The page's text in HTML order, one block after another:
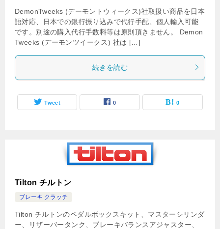
DemonTweeks (デーモントウィークス)社取扱い商品を日本
語対応、日本での銀行振り込みで代行手配、個人輸入可能
です。別途の購入代行手数料等は原則頂きません。 Demon
Tweeks (デーモンツイークス) 社は […]
続きを読む
Tweet 0 0
Tilton チルトン
ブレーキ クラッチ
Tilton チルトンのペダルボックスキット、マスターシリンダ
ー、リザーバータンク、ブレーキバランスアジャスター、